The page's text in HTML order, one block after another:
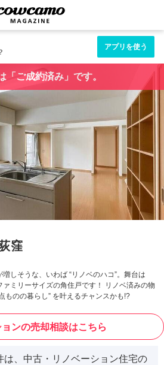
アプリを使う
「ご成約済み」です。
窪
しそうな、いわば “リノベのハコ”。舞台は
ァミリーサイズの角住戸です！ リノベ済みの物
ものの暮らし” を叶えるチャンスかも!?
ンの売却相談はこちら
は、中古・リノベーション住宅の